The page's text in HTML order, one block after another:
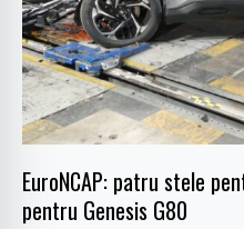
EuroNCAP: patru stele
pentru Genesis G80
stele
pentru
Genesis
G80